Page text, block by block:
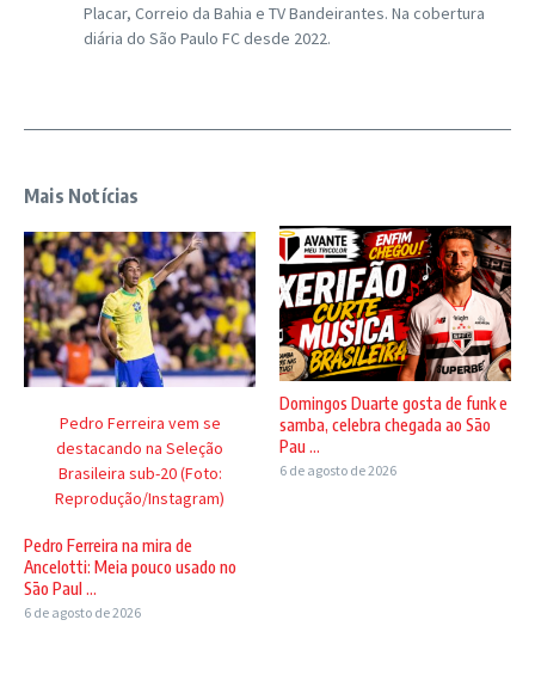
Placar, Correio da Bahia e TV Bandeirantes. Na cobertura
diária do São Paulo FC desde 2022.
Mais Notícias
Pedro Ferreira vem se
destacando na Seleção
Brasileira sub-20 (Foto:
Reprodução/Instagram)
Pedro Ferreira na mira de
Ancelotti: Meia pouco usado no
São Paul ...
6 de agosto de 2026
Domingos Duarte gosta de funk e
samba, celebra chegada ao São
Pau ...
6 de agosto de 2026